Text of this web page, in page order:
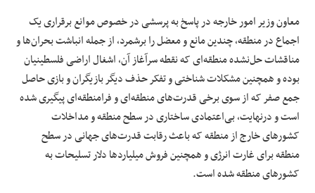
معاون وزیر امور خارجه در پاسخ به پرسشی در خصوص موانع برقراری یک
اجماع در منطقه، چندین مانع و معضل را برشمرد، از جمله انباشت بحران‌ها و
مناقشات حل‌نشده منطقه‌ای که نقطه سرآغاز آن، اشغال اراضی فلسطینیان
بوده و همچنین مشکلات شناختی و تفکر حذف دیگر بازیگران و بازی حاصل
جمع صفر که از سوی برخی قدرت‌های منطقه‌ای و فرامنطقه‌ای پیگیری شده
است و درنهایت، بی‌اعتمادی ساختاری در سطح منطقه و مداخلات
کشورهای خارج از منطقه که باعث رقابت قدرت‌های جهانی در سطح
منطقه برای غارت انرژی و همچنین فروش میلیاردها دلار تسلیحات به
کشورهای منطقه شده است.